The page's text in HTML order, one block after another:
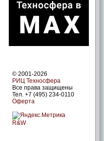
© 2001-2026
РИЦ Техносфера
Все права защищены
Тел. +7 (495) 234-0110
Оферта
R&W